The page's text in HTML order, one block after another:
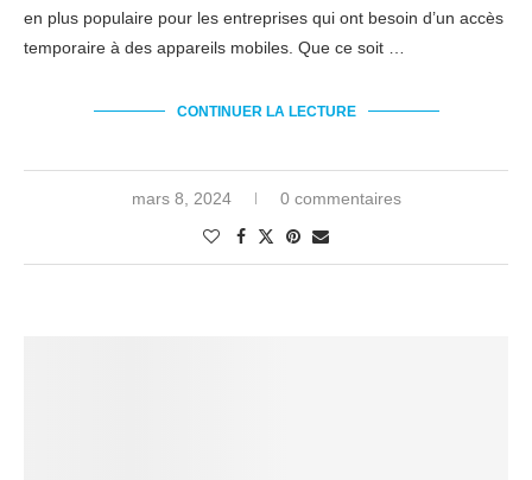
en plus populaire pour les entreprises qui ont besoin d’un accès
temporaire à des appareils mobiles. Que ce soit …
CONTINUER LA LECTURE
mars 8, 2024 0 commentaires